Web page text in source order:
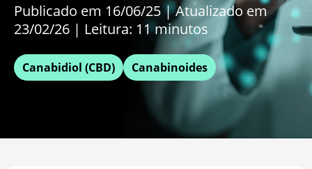
Publicado em 16/06/25|Atualizado em
23/02/26 | Leitura: 11 minutos
Canabidiol (CBD) Canabinoides